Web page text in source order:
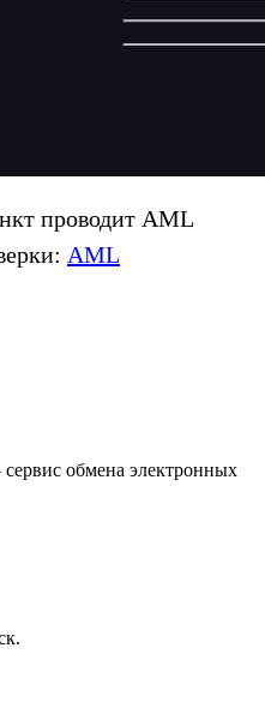
проводит AML
AML
обмена электронных